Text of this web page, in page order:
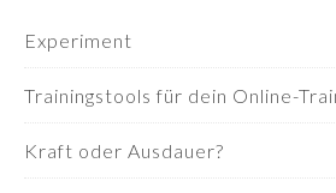
Experiment
Trainingstools für dein Online-
Kraft oder Ausdauer?